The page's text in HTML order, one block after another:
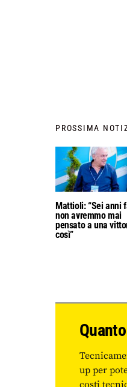
PROSSIMA
Mattioli: “Sei anni
non avremmo mai
pensato a una
così”
up per
costi